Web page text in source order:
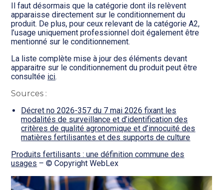
Il faut désormais que la catégorie dont ils relèvent
apparaisse directement sur le conditionnement du
produit. De plus, pour ceux relevant de la catégorie A2,
l’usage uniquement professionnel doit également être
mentionné sur le conditionnement.
La liste complète mise à jour des éléments devant
apparaitre sur le conditionnement du produit peut être
consultée ici.
Sources :
Décret no 2026-357 du 7 mai 2026 fixant les
modalités de surveillance et d’identification des
critères de qualité agronomique et d’innocuité des
matières fertilisantes et des supports de culture
Produits fertilisants : une définition commune des
usages – © Copyright WebLex